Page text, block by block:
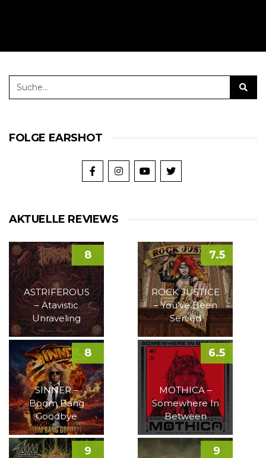
FOLGE EARSHOT
AKTUELLE REVIEWS
ASTRIFEROUS
– Atavistic
Unraveling
8
ROCK JUSTICE
– You’ve Been
Served
7.5
SINNER –
Boom Bang
Goodbye
8
MOTHICA –
Somewhere In
Between
6.5
9 9